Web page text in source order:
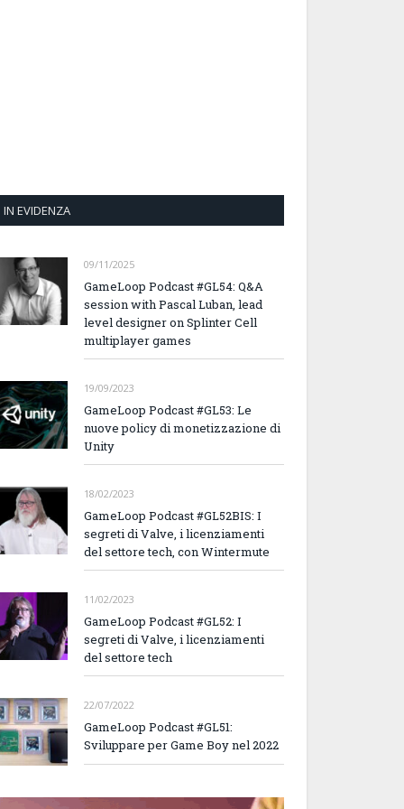
IN EVIDENZA
09/11/2025
GameLoop Podcast #GL54: Q&A
session with Pascal Luban, lead
level designer on Splinter Cell
multiplayer games
19/09/2023
GameLoop Podcast #GL53: Le
nuove policy di monetizzazione di
Unity
18/02/2023
GameLoop Podcast #GL52BIS: I
segreti di Valve, i licenziamenti
del settore tech, con Wintermute
11/02/2023
GameLoop Podcast #GL52: I
segreti di Valve, i licenziamenti
del settore tech
22/07/2022
GameLoop Podcast #GL51:
Sviluppare per Game Boy nel 2022